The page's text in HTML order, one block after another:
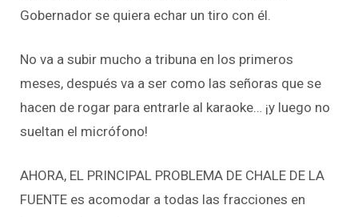
Gobernador se quiera echar un tiro con él.
No va a subir mucho a tribuna en los primeros
meses, después va a ser como las señoras que se
hacen de rogar para entrarle al karaoke… ¡y luego no
sueltan el micrófono!
AHORA, EL PRINCIPAL PROBLEMA DE CHALE DE LA
FUENTE es acomodar a todas las fracciones en